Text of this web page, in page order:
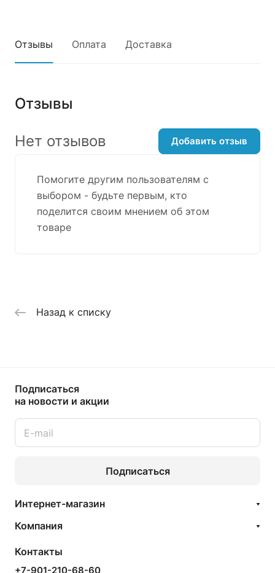
Отзывы Оплата Доставка
Отзывы
Помогите другим пользователям с
выбором - будьте первым, кто
поделится своим мнением об этом
товаре
Нет отзывов Добавить отзыв
Назад к списку
Подписаться
на новости и акции
Подписаться
Интернет-магазин
Компания
Контакты
+7-901-210-68-60